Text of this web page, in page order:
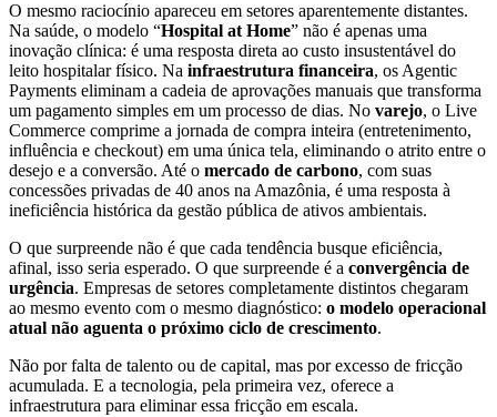
O mesmo raciocínio apareceu em setores aparentemente distantes.
Na saúde, o modelo “Hospital at Home” não é apenas uma
inovação clínica: é uma resposta direta ao custo insustentável do
leito hospitalar físico. Na infraestrutura financeira, os Agentic
Payments eliminam a cadeia de aprovações manuais que transforma
um pagamento simples em um processo de dias. No varejo, o Live
Commerce comprime a jornada de compra inteira (entretenimento,
influência e checkout) em uma única tela, eliminando o atrito entre o
desejo e a conversão. Até o mercado de carbono, com suas
concessões privadas de 40 anos na Amazônia, é uma resposta à
ineficiência histórica da gestão pública de ativos ambientais.
O que surpreende não é que cada tendência busque eficiência,
afinal, isso seria esperado. O que surpreende é a convergência de
urgência. Empresas de setores completamente distintos chegaram
ao mesmo evento com o mesmo diagnóstico: o modelo operacional
atual não aguenta o próximo ciclo de crescimento.
Não por falta de talento ou de capital, mas por excesso de fricção
acumulada. E a tecnologia, pela primeira vez, oferece a
infraestrutura para eliminar essa fricção em escala.